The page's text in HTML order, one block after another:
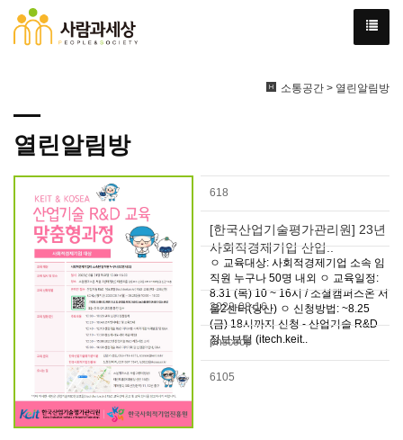
소통공간 > 열린알림방
열린알림방
618
[한국산업기술평가관리원] 23년
사회적경제기업 산업..
ㅇ 교육대상: 사회적경제기업 소속 임
직원 누구나 50명 내외 ㅇ 교육일정:
8.31 (목) 10 ~ 16시 / 소셜캠퍼스온 서
울2센터(당산) ㅇ 신청방법: ~8.25
(금) 18시까지 신청 - 산업기술 R&D
정보보털 (itech.keit..
2023-08-16
pnscoop
6105